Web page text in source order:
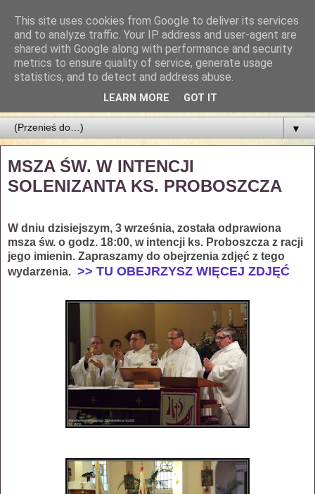
Parafia Najświętszego
Zbawiciela
PARAFIA NAJŚWIĘTSZEGO ZBAWICIELA W ŁODZI
▼
MSZA ŚW. W INTENCJI
SOLENIZANTA KS. PROBOSZCZA
W dniu dzisiejszym, 3 września, została odprawiona
msza św. o godz. 18:00, w intencji ks. Proboszcza z racji
jego imienin. Zapraszamy do obejrzenia zdjęć z tego
wydarzenia. >> TU OBEJRZYSZ WIĘCEJ ZDJĘĆ
This site uses cookies from Google to deliver its services
and to analyze traffic. Your IP address and user-agent are
shared with Google along with performance and security
metrics to ensure quality of service, generate usage
statistics, and to detect and address abuse.
LEARN MORE GOT IT